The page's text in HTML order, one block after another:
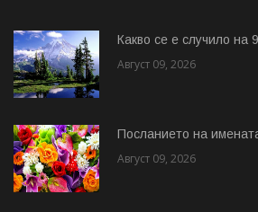
Какво се е случило на
Август 09, 2026
Посланието на
Август 09, 2026